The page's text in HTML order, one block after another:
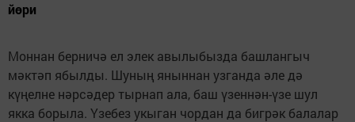
йөри
Моннан берничә ел элек авылыбызда башлангыч
мәктәп ябылды. Шуның яныннан узганда әле дә
күңелне нәрсәдер тырнап ала, баш үзеннән-үзе шул
якка борыла. Үзебез укыган чордан да бигрәк балалар